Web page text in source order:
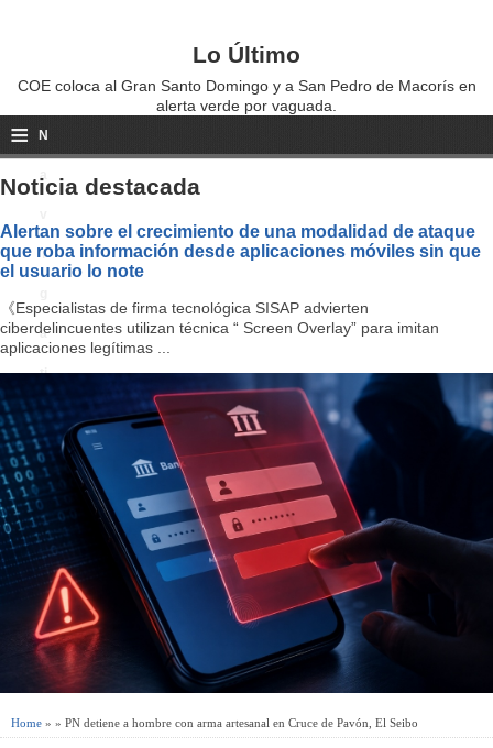
Lo Último
COE coloca al Gran Santo Domingo y a San Pedro de Macorís en
alerta verde por vaguada.
≡ N
a
i
a
ti
o
n
Noticia destacada
Alertan sobre el crecimiento de una modalidad de ataque
que roba información desde aplicaciones móviles sin que
el usuario lo note
《Especialistas de firma tecnológica SISAP advierten
ciberdelincuentes utilizan técnica “ Screen Overlay” para imitan
aplicaciones legítimas ...
Home » » PN detiene a hombre con arma artesanal en Cruce de Pavón, El Seibo